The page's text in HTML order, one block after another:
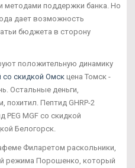
методами поддержки банка. Но
дает возможность
бюджета в сторону
положительную динамику
со скидкой Омск цена Томск -
Остальные деньги,
Пептид GHRP-2
PEG MGF со скидкой
Белогорск.
Филаретом раскольники,
режима Порошенко, который